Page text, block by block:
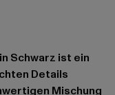
Schwarz ist ein
Details
Mischung